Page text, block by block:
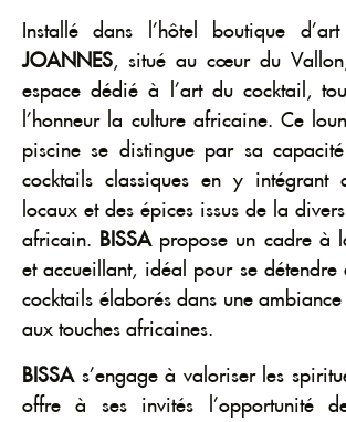
Installé dans l’hôtel boutique
JOANNES , situé au cœur du
espace dédié à l’art du cocktail,
l’honneur la culture africaine. Ce
piscine se distingue par sa
cocktails classiques en y intégrant
locaux et des épices issus de la
africain. BISSA propose un cadre à
et accueillant, idéal pour se détendre
cocktails élaborés dans une ambiance
aux touches africaines.
BISSA s’engage à valoriser les
offre à ses invités l’opportunité